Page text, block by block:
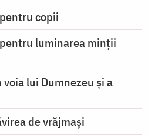
copii
luminarea minţii
lui Dumnezeu şi a
de vrăjmași